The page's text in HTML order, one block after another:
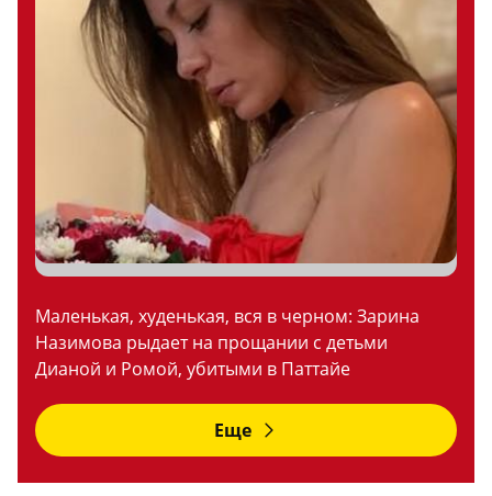
Маленькая, худенькая, вся в черном: Зарина
Назимова рыдает на прощании с детьми
Дианой и Ромой, убитыми в Паттайе
Еще